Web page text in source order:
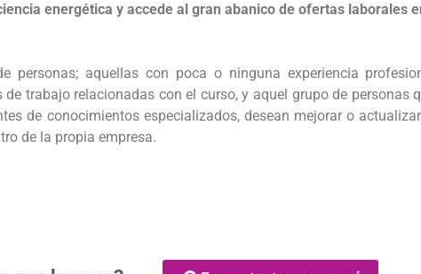
energética y accede al gran abanico de ofertas laborales
personas; aquellas con poca o ninguna experiencia
trabajo relacionadas con el curso, y aquel grupo de personas
de conocimientos especializados, desean mejorar o
de la propia empresa.